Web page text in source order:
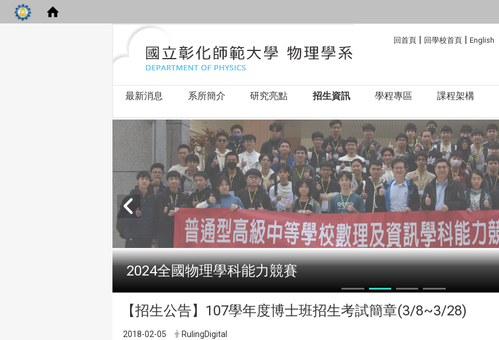
回首頁 | 回學校首頁 | English
最新消息 系所簡介 研究亮點 招生資訊 學程專區 課程架構
2024全國物理學科能力競賽
【招生公告】107學年度博士班招生考試簡章(3/8~3/28)
2018-02-05 RulingDigital